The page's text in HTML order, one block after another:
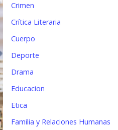
Crimen
Crítica Literaria
Cuerpo
Deporte
Drama
Educacion
Etica
Familia y Relaciones Humanas